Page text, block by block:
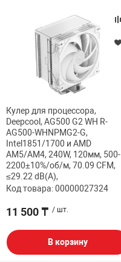
Кулер для процессора,
Deepcool, AG500 G2 WH R-
AG500-WHNPMG2-G,
Intel1851/1700 и AMD
AM5/AM4, 240W, 120мм, 500-
2200±10%/об/м, 70.09 CFM,
≤29.22 dB(A),
Код товара: 00000027324
11 500 ₸ / шт.
В корзину